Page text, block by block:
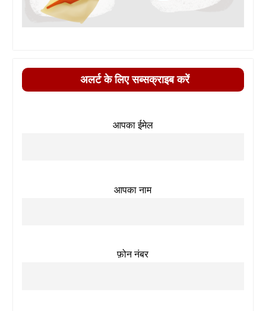
अलर्ट के लिए सब्सक्राइब करें
आपका ईमेल
आपका नाम
फ़ोन नंबर